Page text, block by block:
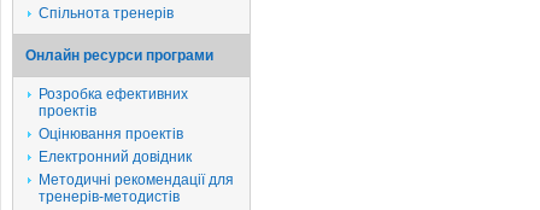
Спільнота тренерів
Онлайн ресурси програми
Розробка ефективних
проектів
Оцінювання проектів
Електронний довідник
Методичні рекомендації для
тренерів-методистів